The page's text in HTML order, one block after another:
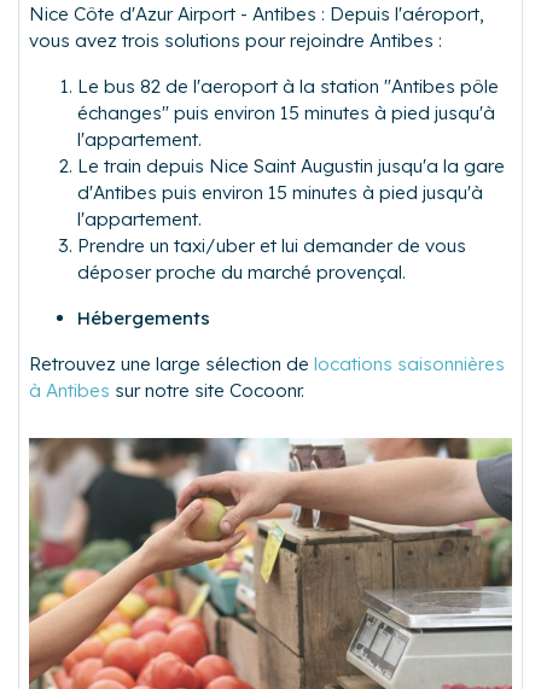
Nice Côte d'Azur Airport - Antibes : Depuis l'aéroport,
vous avez trois solutions pour rejoindre Antibes :
Le bus 82 de l'aeroport à la station "Antibes pôle
échanges" puis environ 15 minutes à pied jusqu'à
l'appartement.
Le train depuis Nice Saint Augustin jusqu'a la gare
d'Antibes puis environ 15 minutes à pied jusqu'à
l'appartement.
Prendre un taxi/uber et lui demander de vous
déposer proche du marché provençal.
Hébergements
Retrouvez une large sélection de locations saisonnières
à Antibes sur notre site Cocoonr.